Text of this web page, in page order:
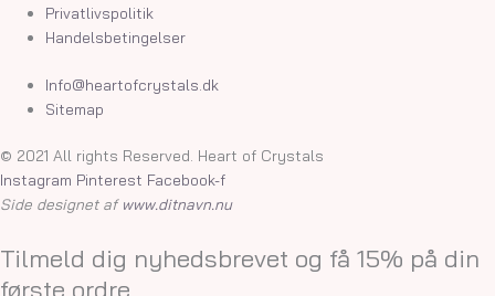
Privatlivspolitik
Handelsbetingelser
Info@heartofcrystals.dk
Sitemap
© 2021 All rights Reserved. Heart of Crystals
Instagram Pinterest Facebook-f
Side designet af www.ditnavn.nu
Tilmeld dig nyhedsbrevet og få 15% på din
første ordre